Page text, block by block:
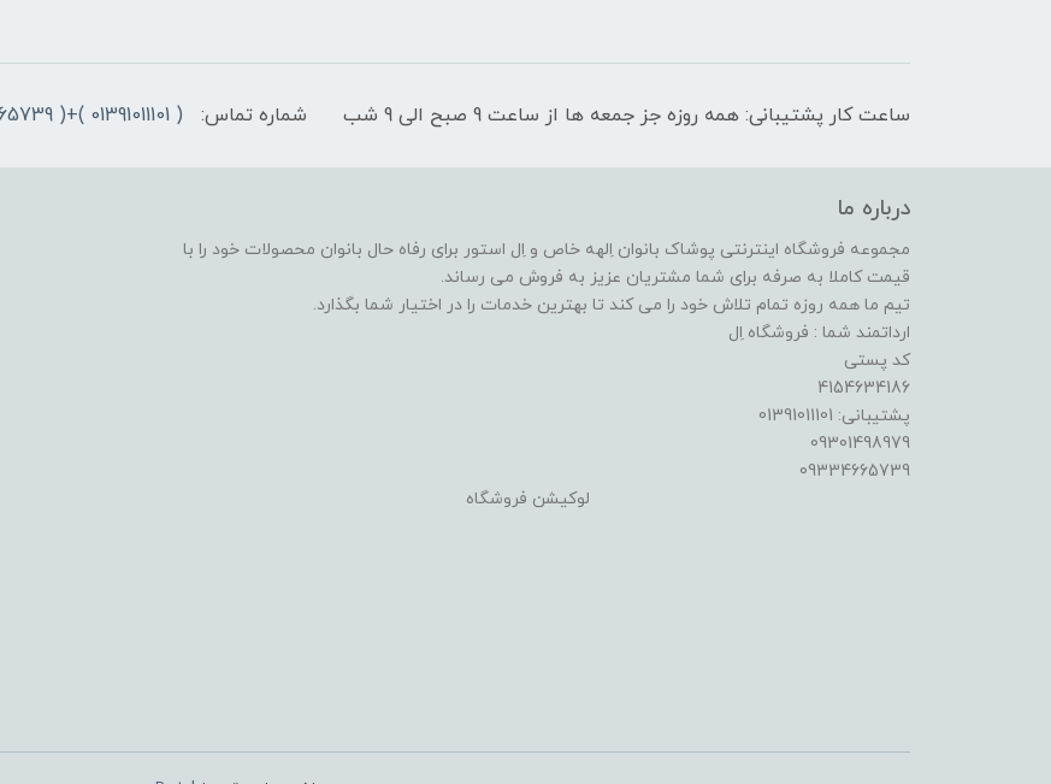
ساعت کار پشتیبانی: همه روزه جز جمعه ها از ساعت 9 صبح الی 9 شب شماره تماس: ( 01391011101 )+( 09334665739 )+( 09301498979)
درباره ما
مجموعه فروشگاه اینترنتی پوشاک بانوان اِلهه خاص و اِل استور برای رفاه حال بانوان محصولات خود را با
قیمت کاملا به صرفه برای شما مشتریان عزیز به فروش می رساند.
تیم ما همه روزه تمام تلاش خود را می کند تا بهترین خدمات را در اختیار شما بگذارد.
ارداتمند شما : فروشگاه اِل
کد پستی
4154634186
پشتیبانی: 01391011101
09301498979
09334665739
لوکیشن فروشگاه